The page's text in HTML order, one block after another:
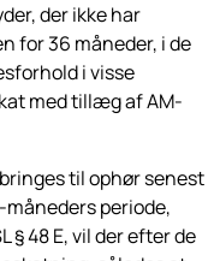
der ikke har
for 36 måneder, i de
i visse
med tillæg af AM-
til ophør senest
periode,
§ 48 E, vil der efter de